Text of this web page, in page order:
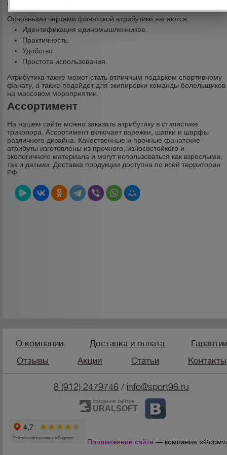
соревнований или других мероприятий на открытом воздухе.
Основными чертами фанатской атрибутики являются:
Идентификация единомышленников.
Практичность.
Удобство.
Простота использования.
Атрибутика также может стать отличным подарком спортивному
фанату, а также подойдет для экипировки команды болельщиков
на массовом мероприятии.
Ассортимент
На нашем сайте можно заказать атрибутику в стилистике
триколора. Ассортимент включает варежки, шапки и шарфы
различного дизайна. Качественные и прочные фанатские
атрибуты изготовлены из прочного, износостойкого и
экологичного материала и могут использоваться как взрослыми,
так и детьми. Доставка продукции доступна по всей территории
РФ.
О компании Доставка и оплата
Отзывы
Акции Статьи Контакты
8 (912) 2479746 / info@sport96.ru
создание сайтов
URALSOFT
Продвижение сайта — компания